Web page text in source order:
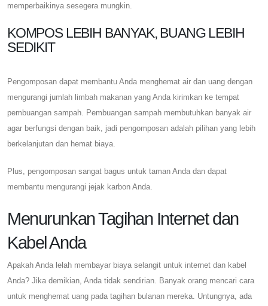
memperbaikinya sesegera mungkin.
KOMPOS LEBIH BANYAK, BUANG LEBIH
SEDIKIT
Pengomposan dapat membantu Anda menghemat air dan uang dengan
mengurangi jumlah limbah makanan yang Anda kirimkan ke tempat
pembuangan sampah. Pembuangan sampah membutuhkan banyak air
agar berfungsi dengan baik, jadi pengomposan adalah pilihan yang lebih
berkelanjutan dan hemat biaya.
Plus, pengomposan sangat bagus untuk taman Anda dan dapat
membantu mengurangi jejak karbon Anda.
Menurunkan Tagihan Internet dan
Kabel Anda
Apakah Anda lelah membayar biaya selangit untuk internet dan kabel
Anda? Jika demikian, Anda tidak sendirian. Banyak orang mencari cara
untuk menghemat uang pada tagihan bulanan mereka. Untungnya, ada